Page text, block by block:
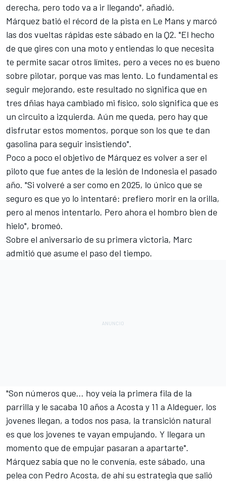
derecha, pero todo va a ir llegando", añadió.
Márquez batió el récord de la pista en Le Mans y marcó
las dos vueltas rápidas este sábado en la Q2. "El hecho
de que gires con una moto y entiendas lo que necesita
te permite sacar otros límites, pero a veces no es bueno
sobre pilotar, porque vas mas lento. Lo fundamental es
seguir mejorando, este resultado no significa que en
tres dñias haya cambiado mi físico, solo significa que es
un circuito a izquierda. Aún me queda, pero hay que
disfrutar estos momentos, porque son los que te dan
gasolina para seguir insistiendo".
Poco a poco el objetivo de Márquez es volver a ser el
piloto que fue antes de la lesión de Indonesia el pasado
año. "Si volveré a ser como en 2025, lo único que se
seguro es que yo lo intentaré: prefiero morir en la orilla,
pero al menos intentarlo. Pero ahora el hombro bien de
hielo", bromeó.
Sobre el aniversario de su primera victoria, Marc
admitió que asume el paso del tiempo.
"Son números que… hoy veía la primera fila de la
parrilla y le sacaba 10 años a Acosta y 11 a Aldeguer, los
jovenes llegan, a todos nos pasa, la transición natural
es que los jovenes te vayan empujando. Y llegara un
momento que de empujar pasaran a apartarte".
Márquez sabía que no le convenía, este sábado, una
pelea con Pedro Acosta, de ahí su estrategia que salió